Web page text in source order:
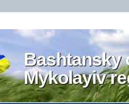
Bashtansky
Mykolayiv